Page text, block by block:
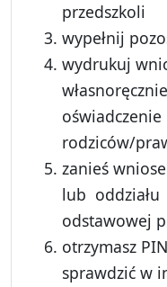
przedszkoli
wypełnij
wydrukuj
rodziców/
zanieś
lub oddziału
odstawowej
otrzymasz
sprawdzić w